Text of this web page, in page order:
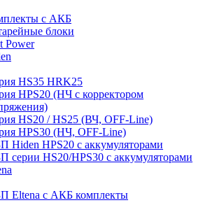
с АКБ
блоки
Power
HS35 HRK25
HPS20 (НЧ с корректором
HS20 / HS25 (ВЧ, OFF-Line)
HPS30 (НЧ, OFF-Line)
Hiden HPS20 с аккумуляторами
серии HS20/HPS30 с аккумуляторами
Eltena с АКБ комплекты